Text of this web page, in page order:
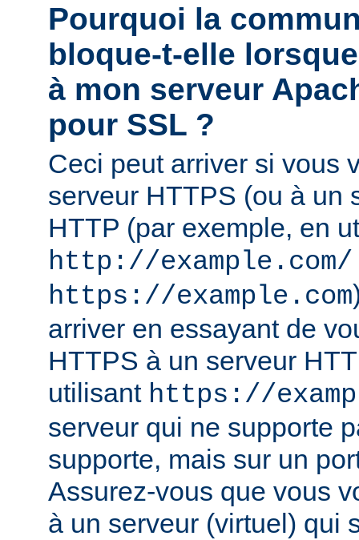
Pourquoi la
bloque-t-elle
à mon serveur
pour SSL ?
Ceci peut arriver si vous
serveur HTTPS (ou à un
HTTP (par exemple, en
http://example.com/
https://example.com
arriver en essayant de
HTTPS à un serveur
utilisant https://
serveur qui ne supporte
supporte, mais sur un
Assurez-vous que vous
à un serveur (virtuel) qui